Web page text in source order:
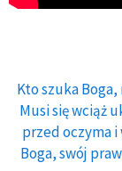
Kto szuka
Musi się wciąż
przed oczyma
Boga, swój